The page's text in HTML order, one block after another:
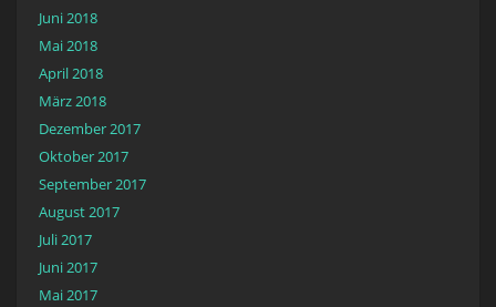
Juni 2018
Mai 2018
April 2018
März 2018
Dezember 2017
Oktober 2017
September 2017
August 2017
Juli 2017
Juni 2017
Mai 2017